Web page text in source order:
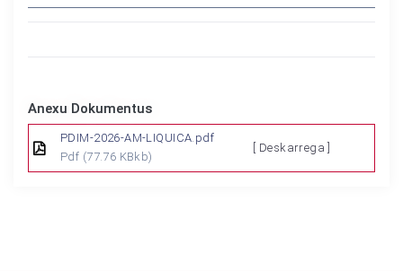
Anexu Dokumentus
PDIM-2026-AM-LIQUICA.pdf
Pdf (77.76 KBkb)
[ Deskarrega ]